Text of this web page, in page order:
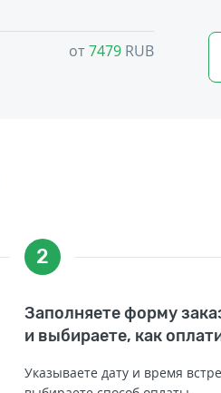
от7479 RUB
2
Заполняете форму
и выбираете, как
Указываете дату и время